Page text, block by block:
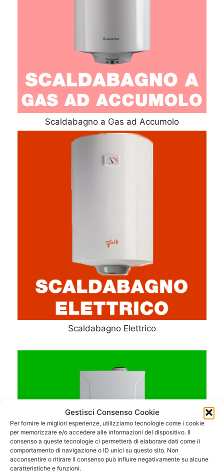
Gestisci Consenso Cookie
Per fornire le migliori esperienze, utilizziamo tecnologie come i cookie
per memorizzare e/o accedere alle informazioni del dispositivo. Il
consenso a queste tecnologie ci permetterà di elaborare dati come il
comportamento di navigazione o ID unici su questo sito. Non
acconsentire o ritirare il consenso può influire negativamente su alcune
caratteristiche e funzioni.
Scaldabagno a Gas ad Accumolo
Scaldabagno Elettrico